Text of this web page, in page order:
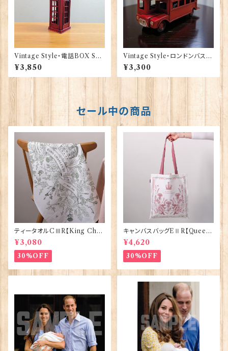
Vintage Style・電話BOX Sm
all NW1London 40170
¥3,850
Vintage Style・ロンドンバス S
mall NW1London 40166
¥3,300
セール中の商品
ティータオルCⅢR【King Char
lesⅢ Coronation】Victoria
Eggs 50129
¥3,080
30%OFF
キャンバスバッグEⅡR【Queen
ElizabethⅡ Commemorativ
e】Victoria Eggs 90332
¥4,620
30%OFF